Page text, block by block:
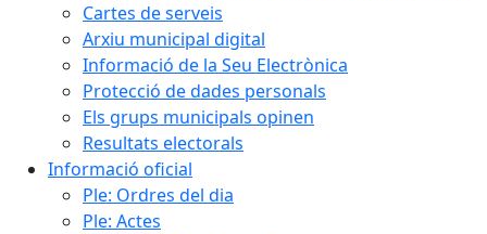
Cartes de serveis
Arxiu municipal digital
Informació de la Seu Electrònica
Protecció de dades personals
Els grups municipals opinen
Resultats electorals
Informació oficial
Ple: Ordres del dia
Ple: Actes